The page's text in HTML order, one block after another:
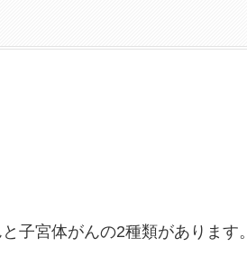
子宮体がんの2種類があります。